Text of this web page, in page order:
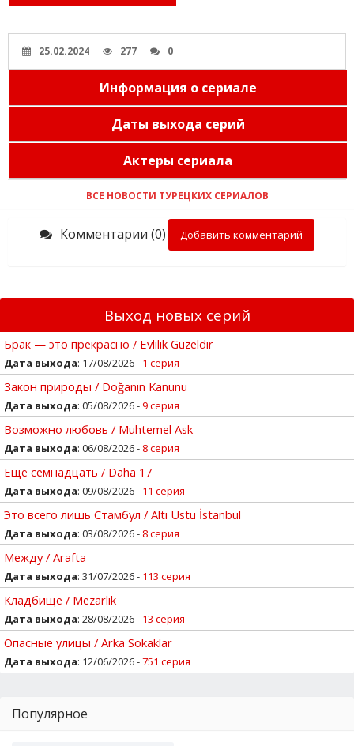
25.02.2024 277 0
Информация о сериале
Даты выхода серий
Актеры сериала
ВСЕ НОВОСТИ ТУРЕЦКИХ СЕРИАЛОВ
Комментарии (0) Добавить комментарий
Выход новых серий
Брак — это прекрасно / Evlilik Güzeldir
Дата выхода: 17/08/2026 - 1 серия
Закон природы / Doğanın Kanunu
Дата выхода: 05/08/2026 -9 серия
Возможно любовь / Muhtemel Ask
Дата выхода: 06/08/2026 - 8 серия
Ещё семнадцать / Daha 17
Дата выхода: 09/08/2026 - 11 серия
Это всего лишь Стамбул / Altı Ustu İstanbul
Дата выхода: 03/08/2026 - 8 серия
Между / Arafta
Дата выхода: 31/07/2026 - 113 серия
Кладбище / Mezarlik
Дата выхода: 28/08/2026 - 13 серия
Опасные улицы / Arka Sokaklar
Дата выхода: 12/06/2026 -751 серия
Популярное